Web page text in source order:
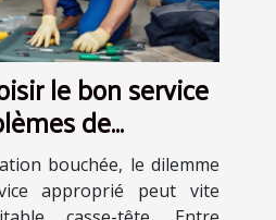
le bon service
de
?
bouchée, le dilemme
approprié peut vite